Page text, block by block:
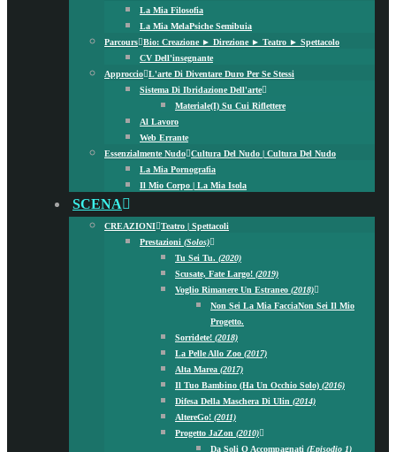
La Mia Filosofia
La Mia MelaPsiche Semibuia
Parcours Bio: Creazione ► Direzione ► Teatro ► Spettacolo
CV Dell'insegnante
Approccio L'arte Di Diventare Duro Per Se Stessi
Sistema Di Ibridazione Dell'arte
Materiale(i) Su Cui Riflettere
Al Lavoro
Web Errante
Essenzialmente Nudo Cultura Del Nudo | Cultura Del Nudo
La Mia Pornografia
Il Mio Corpo | La Mia Isola
SCENA
CREAZIONI Teatro | Spettacoli
Prestazioni (Solos)
Tu Sei Tu. (2020)
Scusate, Fate Largo! (2019)
Voglio Rimanere Un Estraneo (2018)
Non Sei La Mia FacciaNon Sei Il Mio
Progetto.
Sorridete! (2018)
La Pelle Allo Zoo (2017)
Alta Marea (2017)
Il Tuo Bambino (ha Un Occhio Solo) (2016)
Difesa Della Maschera Di Ulin (2014)
AltereGo! (2011)
Progetto JaZon (2010)
Da Soli O Accompagnati (episodio 1)